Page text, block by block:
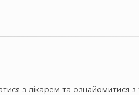
з лікарем та ознайомитися з